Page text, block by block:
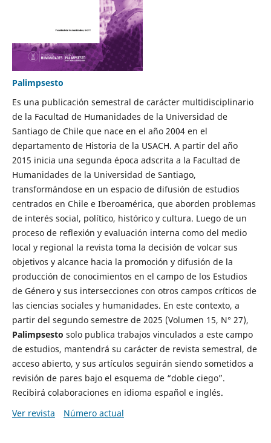
Palimpsesto
Es una publicación semestral de carácter multidisciplinario
de la Facultad de Humanidades de la Universidad de
Santiago de Chile que nace en el año 2004 en el
departamento de Historia de la USACH. A partir del año
2015 inicia una segunda época adscrita a la Facultad de
Humanidades de la Universidad de Santiago,
transformándose en un espacio de difusión de estudios
centrados en Chile e Iberoamérica, que aborden problemas
de interés social, político, histórico y cultura. Luego de un
proceso de reflexión y evaluación interna como del medio
local y regional la revista toma la decisión de volcar sus
objetivos y alcance hacia la promoción y difusión de la
producción de conocimientos en el campo de los Estudios
de Género y sus intersecciones con otros campos críticos de
las ciencias sociales y humanidades. En este contexto, a
partir del segundo semestre de 2025 (Volumen 15, N° 27),
Palimpsesto solo publica trabajos vinculados a este campo
de estudios, mantendrá su carácter de revista semestral, de
acceso abierto, y sus artículos seguirán siendo sometidos a
revisión de pares bajo el esquema de “doble ciego”.
Recibirá colaboraciones en idioma español e inglés.
Ver revista
Número actual